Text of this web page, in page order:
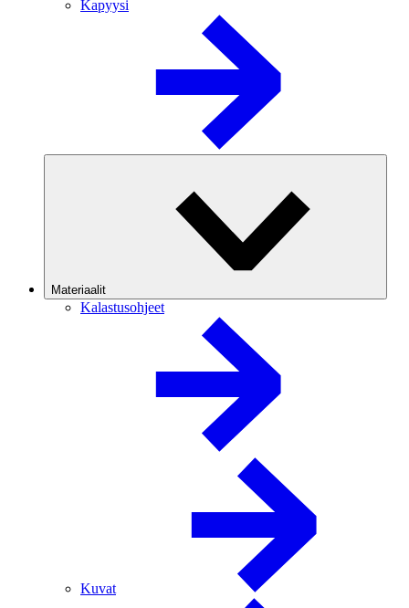
Kapyysi
Materiaalit
Kalastusohjeet
Kuvat